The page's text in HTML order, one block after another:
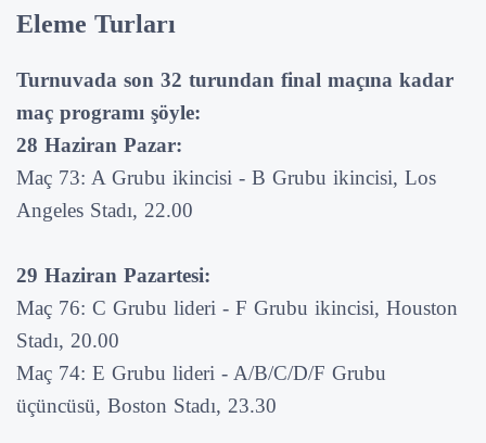
Eleme Turları
Turnuvada son 32 turundan final maçına kadar
maç programı şöyle:
28 Haziran Pazar:
Maç 73: A Grubu ikincisi - B Grubu ikincisi, Los
Angeles Stadı, 22.00
29 Haziran Pazartesi:
Maç 76: C Grubu lideri - F Grubu ikincisi, Houston
Stadı, 20.00
Maç 74: E Grubu lideri - A/B/C/D/F Grubu
üçüncüsü, Boston Stadı, 23.30